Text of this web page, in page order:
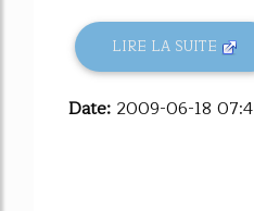
LIRE LA SUITE
Date: 2009-06-18